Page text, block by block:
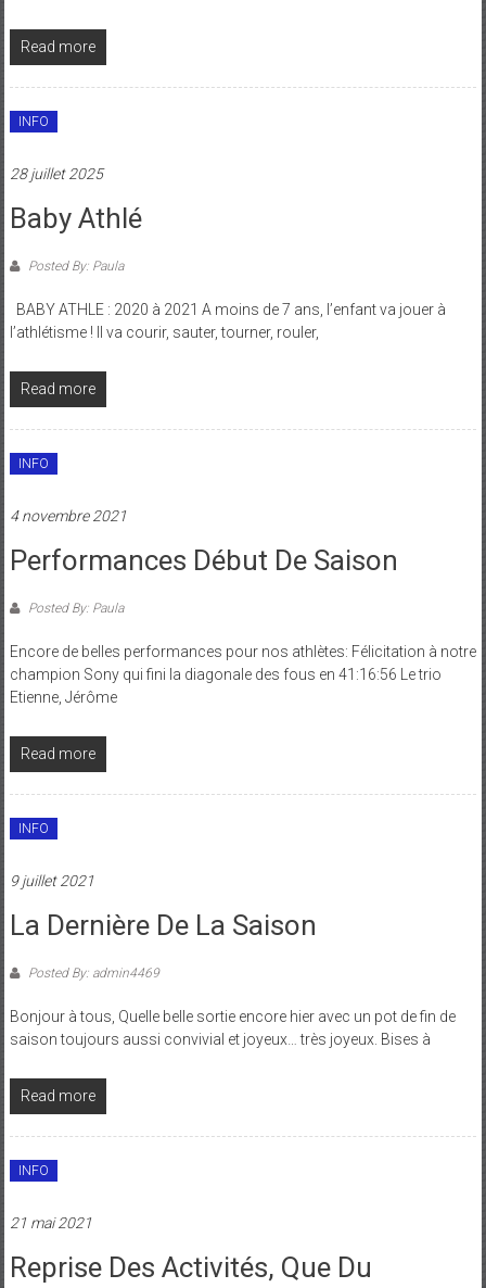
Read more
INFO
28 juillet 2025
Baby Athlé
Posted By: Paula
BABY ATHLE : 2020 à 2021 A moins de 7 ans, l’enfant va jouer à
l’athlétisme ! Il va courir, sauter, tourner, rouler,
Read more
INFO
4 novembre 2021
Performances Début De Saison
Posted By: Paula
Encore de belles performances pour nos athlètes: Félicitation à notre
champion Sony qui fini la diagonale des fous en 41:16:56 Le trio
Etienne, Jérôme
Read more
INFO
9 juillet 2021
La Dernière De La Saison
Posted By: admin4469
Bonjour à tous, Quelle belle sortie encore hier avec un pot de fin de
saison toujours aussi convivial et joyeux… très joyeux. Bises à
Read more
INFO
21 mai 2021
Reprise Des Activités, Que Du